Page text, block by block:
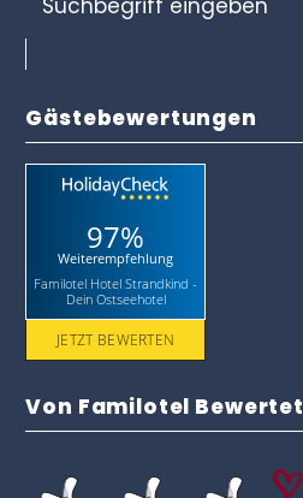
eingeben
Gästebewertungen
97%
Weiterempfehlung
Familotel Hotel Strandkind -
Dein Ostseehotel
JETZT BEWERTEN
Von Familotel Bewertet